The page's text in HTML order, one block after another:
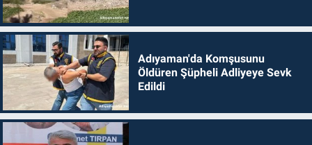
Adıyaman'da Komşusunu
Öldüren Şüpheli Adliyeye Sevk
Edildi